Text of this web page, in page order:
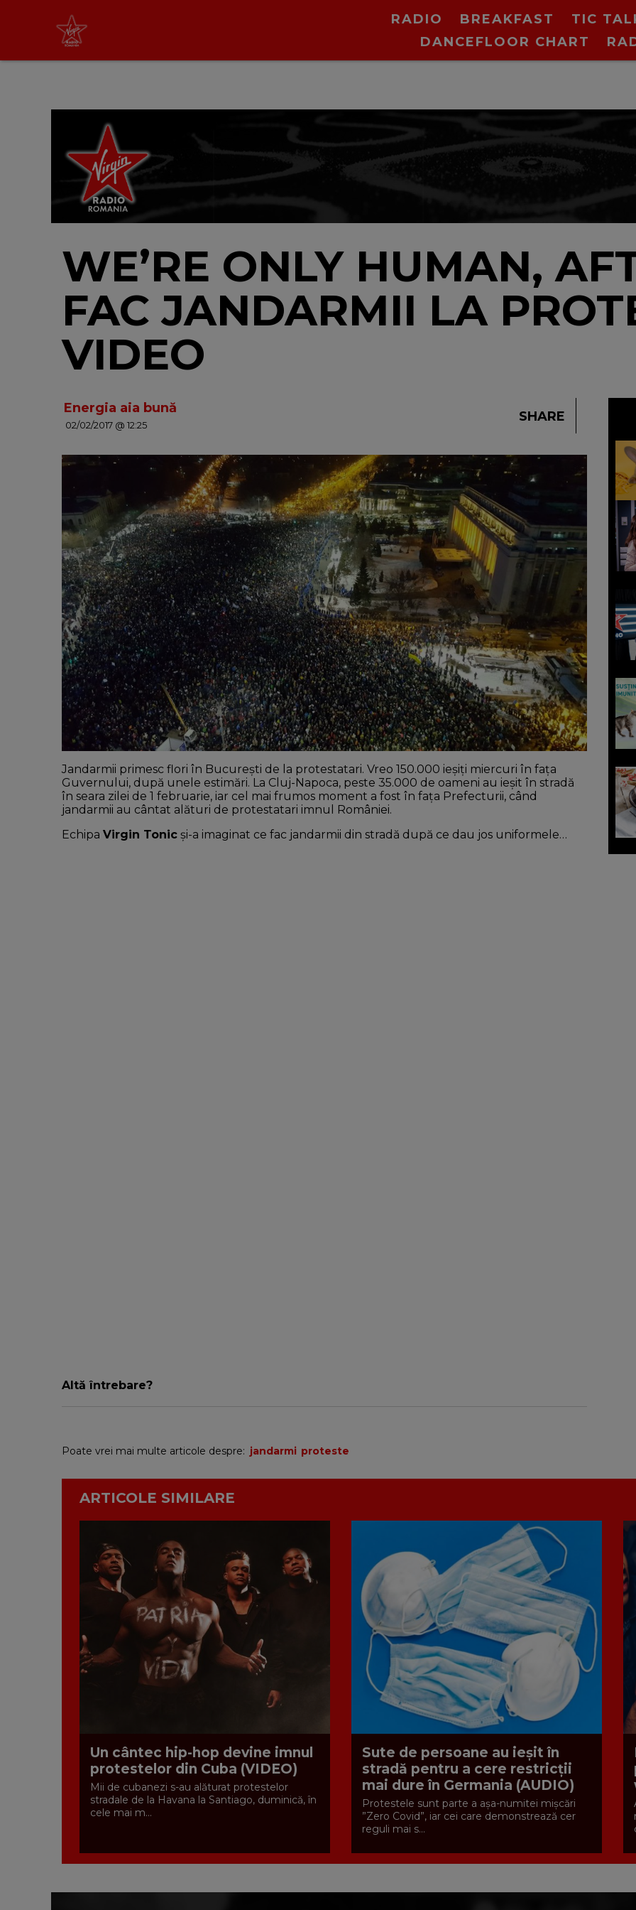
RADIO BREAKFAST TIC
DANCEFLOOR CHART
WE’RE ONLY HUMAN,
FAC JANDARMII LA
VIDEO
Energia aia bună
02/02/2017 @ 12:25
SHARE
Jandarmii primesc flori în București de la protestatari. Vreo 150.000 ieșiți miercuri în fața
Guvernului, după unele estimări. La Cluj-Napoca, peste 35.000 de oameni au ieșit în stradă
în seara zilei de 1 februarie, iar cel mai frumos moment a fost în fața Prefecturii, când
jandarmii au cântat alături de protestatari imnul României.
Echipa Virgin Tonic și-a imaginat ce fac jandarmii din stradă după ce dau jos uniformele…
Altă întrebare?
Poate vrei mai multe articole despre: jandarmi proteste
ARTICOLE SIMILARE
Un cântec hip-hop devine imnul
protestelor din Cuba (VIDEO)
Mii de cubanezi s-au alăturat protestelor
stradale de la Havana la Santiago, duminică, în
cele mai m...
Sute de persoane au ieșit în
stradă pentru a cere restricții
mai dure în Germania (AUDIO)
Protestele sunt parte a aşa-numitei mişcări
”Zero Covid”, iar cei care demonstrează cer
reguli mai s...